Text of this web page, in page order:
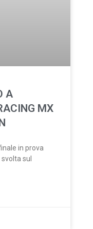
A
MX
in prova
sul